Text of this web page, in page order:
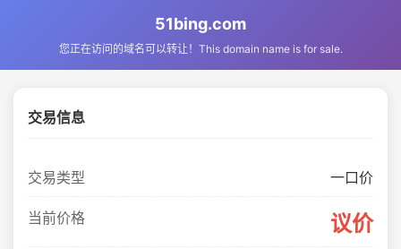
51bing.com
您正在访问的域名可以转让！This domain name is for sale.
交易信息
交易类型 一口价
当前价格 议价